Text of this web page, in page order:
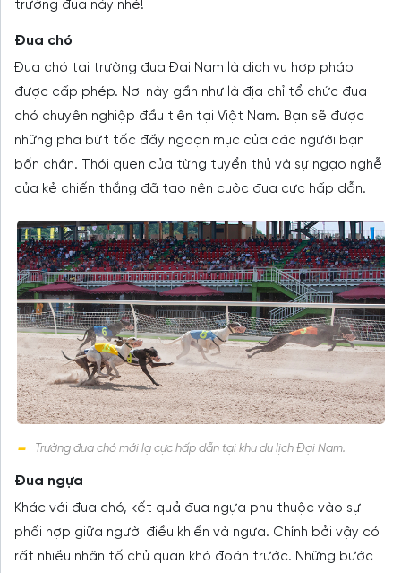
trường đua này nhé!
Đua chó
Đua chó tại trường đua Đại Nam là dịch vụ hợp pháp
được cấp phép. Nơi này gần như là địa chỉ tổ chức đua
chó chuyên nghiệp đầu tiên tại Việt Nam. Bạn sẽ được
những pha bứt tốc đầy ngoạn mục của các người bạn
bốn chân. Thói quen của từng tuyển thủ và sự ngạo nghễ
của kẻ chiến thắng đã tạo nên cuộc đua cực hấp dẫn.
Trường đua chó mới lạ cực hấp dẫn tại khu du lịch Đại Nam.
Đua ngựa
Khác với đua chó, kết quả đua ngựa phụ thuộc vào sự
phối hợp giữa người điều khiển và ngựa. Chính bởi vậy có
rất nhiều nhân tố chủ quan khó đoán trước. Những bước